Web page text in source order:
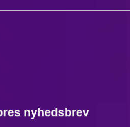
nyhedsbrev